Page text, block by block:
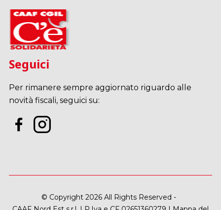
Seguici
Per rimanere sempre aggiornato riguardo alle
novità fiscali, seguici su:
© Copyright 2026 All Rights Reserved -